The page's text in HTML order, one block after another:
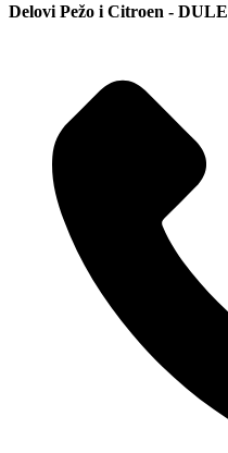
Delovi Pežo i Citroen - DULE